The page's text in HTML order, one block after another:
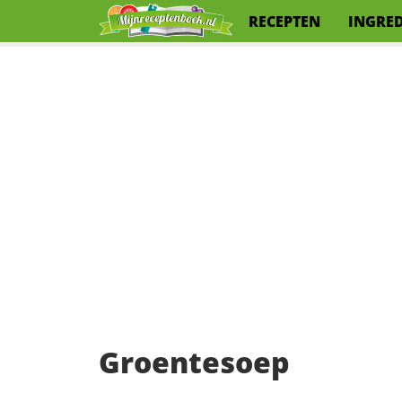
RECEPTEN
Groentesoep